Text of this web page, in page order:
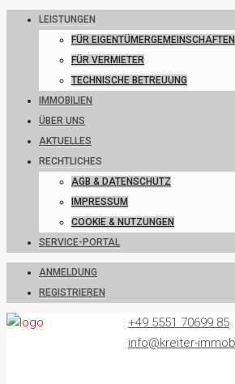
LEISTUNGEN
FÜR EIGENTÜMERGEMEINSCHAFTEN
FÜR VERMIETER
TECHNISCHE BETREUUNG
IMMOBILIEN
ÜBER UNS
AKTUELLES
RECHTLICHES
AGB & DATENSCHUTZ
IMPRESSUM
COOKIE & NUTZUNGEN
SERVICE-PORTAL
ANMELDUNG
REGISTRIEREN
+49 5551 70699 85
info@kreiter-